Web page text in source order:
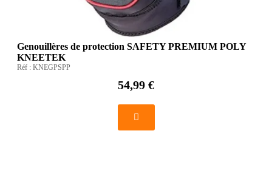
Genouillères de protection SAFETY PREMIUM POLY
KNEETEK
Réf : KNEGPSPP
54,99 €